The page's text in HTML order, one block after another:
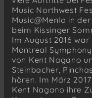
Music Northwest
Music@Menlo in
beim Kissinger
Im August 2016
Montreal
von Kent Nagano
Steinbacher,
hören. Im März
Kent Nagano ihre